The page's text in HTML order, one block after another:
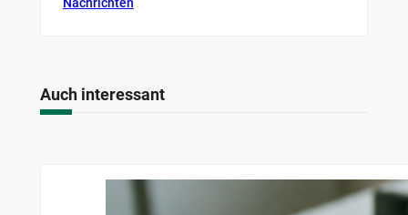
Nachrichten
Auch interessant